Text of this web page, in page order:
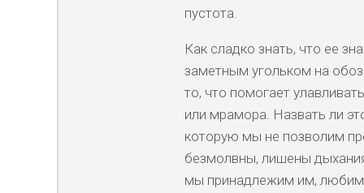
пустота.
Как сладко знать, что ее
заметным угольком на
то, что помогает
или мрамора. Назвать ли
которую мы не позволим
безмолвны, лишены
мы принадлежим им, любим